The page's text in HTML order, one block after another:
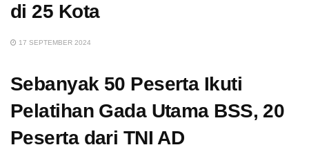
di 25 Kota
17 SEPTEMBER 2024
Sebanyak 50 Peserta Ikuti
Pelatihan Gada Utama BSS, 20
Peserta dari TNI AD